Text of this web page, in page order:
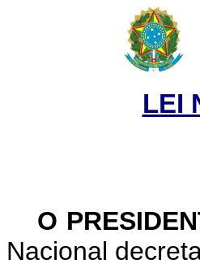
LEI
O
Nacional